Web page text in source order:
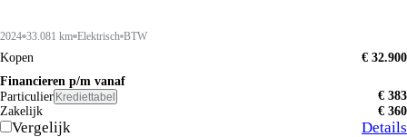
2024 33.081 km Elektrisch BTW
Kopen
€ 32.900
Financieren p/m vanaf
Particulier Krediettabel
€ 383
Zakelijk
€ 360
Vergelijk Details